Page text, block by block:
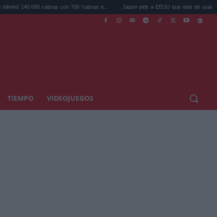
cabras con 700 'cabras e... Japón pide a EEUU que deje de usar a Mario y
TIEMPO VIDEOJUEGOS